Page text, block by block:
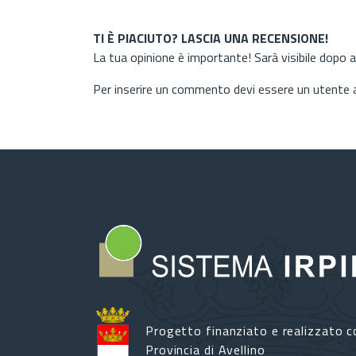
TI È PIACIUTO? LASCIA UNA RECENSIONE!
La tua opinione è importante! Sarà visibile dopo
Per inserire un commento devi essere un
Progetto finanziato e realizzato
Provincia di Avellino